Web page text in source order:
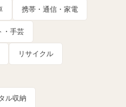
携帯・通信・家電
・手芸
リサイクル
ル収納